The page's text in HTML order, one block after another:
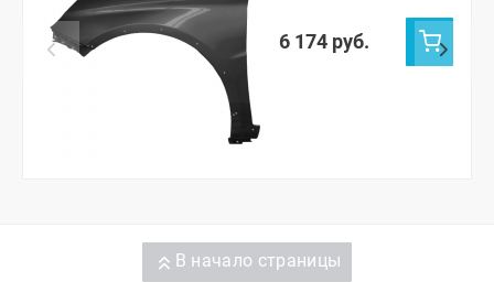
Кросс (неокрашенное)
6 174 руб.
В начало страницы